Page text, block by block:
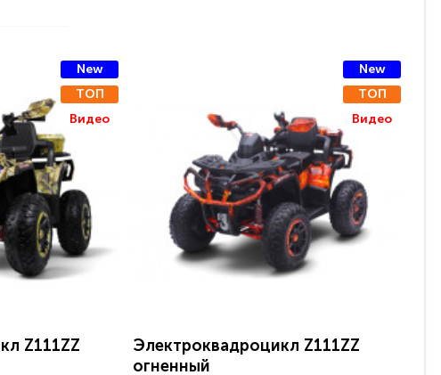
New
ТОП
Видео
Z111ZZ
New
ТОП
Видео
Электроквадроцикл Z111ZZ
огненный